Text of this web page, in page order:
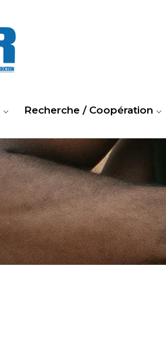
Recherche / Coopération